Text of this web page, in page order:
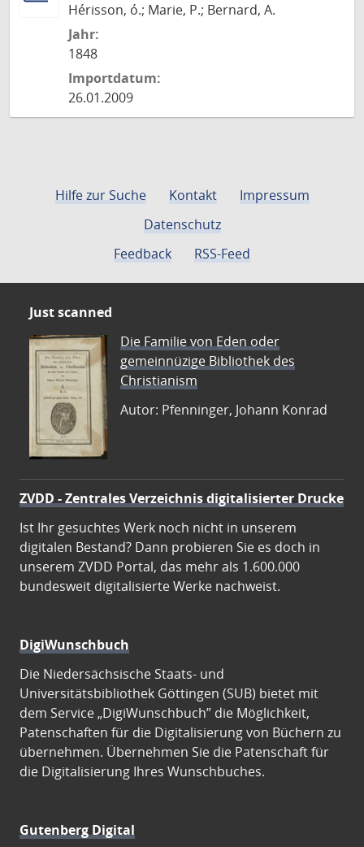
Hérisson, ó.; Marie, P.; Bernard, A.
Jahr:
1848
Importdatum:
26.01.2009
Hilfe zur Suche Kontakt
Impressum
Datenschutz
Feedback
RSS-Feed
Just scanned
Die Familie von Eden oder
gemeinnüzige Bibliothek des
Christianism
Autor: Pfenninger, Johann Konrad
ZVDD - Zentrales Verzeichnis digitalisierter Drucke
Ist Ihr gesuchtes Werk noch nicht in unserem
digitalen Bestand? Dann probieren Sie es doch in
unserem ZVDD Portal, das mehr als 1.600.000
bundesweit digitalisierte Werke nachweist.
DigiWunschbuch
Die Niedersächsische Staats- und
Universitätsbibliothek Göttingen (SUB) bietet mit
dem Service „DigiWunschbuch” die Möglichkeit,
Patenschaften für die Digitalisierung von Büchern zu
übernehmen. Übernehmen Sie die Patenschaft für
die Digitalisierung Ihres Wunschbuches.
Gutenberg Digital